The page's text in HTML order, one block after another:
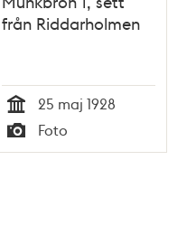
från Riddarholmen
Tid
25 maj 1928
Typ
Foto